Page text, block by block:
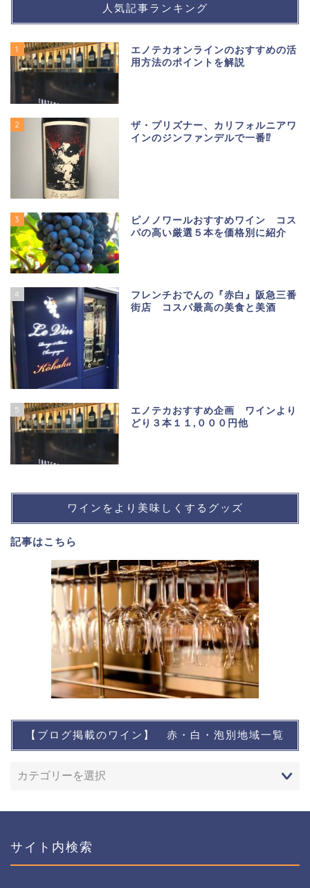
人気記事ランキング
1
エノテカオンラインのおすすめの活
用方法のポイントを解説
2
ザ・プリズナー、カリフォルニアワ
インのジンファンデルで一番⁉
3
ピノノワールおすすめワイン コス
パの高い厳選５本を価格別に紹介
4
フレンチおでんの『赤白』阪急三番
街店 コスパ最高の美食と美酒
5
エノテカおすすめ企画 ワインより
どり３本１１,０００円他
ワインをより美味しくするグッズ
記事はこちら
【ブログ掲載のワイン】 赤・白・泡別地域一覧
サイト内検索
想い出に残るワイン